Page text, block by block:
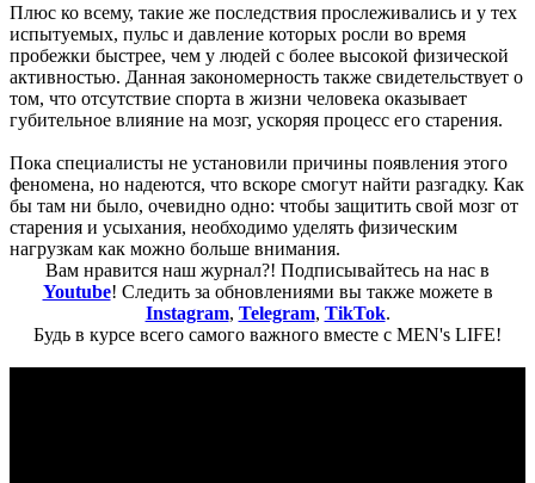
Плюс ко всему, такие же последствия прослеживались и у тех
испытуемых, пульс и давление которых росли во время
пробежки быстрее, чем у людей с более высокой физической
активностью. Данная закономерность также свидетельствует о
том, что отсутствие спорта в жизни человека оказывает
губительное влияние на мозг, ускоряя процесс его старения.
Пока специалисты не установили причины появления этого
феномена, но надеются, что вскоре смогут найти разгадку. Как
бы там ни было, очевидно одно: чтобы защитить свой мозг от
старения и усыхания, необходимо уделять физическим
нагрузкам как можно больше внимания.
Вам нравится наш журнал?! Подписывайтесь на нас в
Youtube! Следить за обновлениями вы также можете в
Instagram, Telegram, TikTok.
Будь в курсе всего самого важного вместе с MEN's LIFE!